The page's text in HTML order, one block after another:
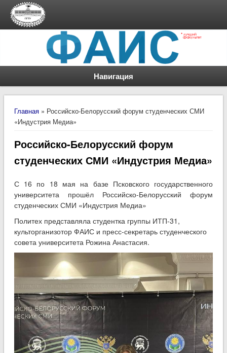
Навигация
Вы здесь
Главная» Российско-Белорусский форум студенческих СМИ
«Индустрия Медиа»
Российско-Белорусский форум
студенческих СМИ «Индустрия Медиа»
С 16 по 18 мая на базе Псковского государственного
университета прошёл Российско-Белорусский форум
студенческих СМИ «Индустрия Медиа»
Политех представляла студентка группы ИТП-31,
культорганизотор ФАИС и пресс-секретарь студенческого
совета университета Рожина Анастасия.